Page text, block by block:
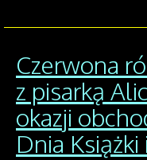
Czerwona
z pisarką
okazji
Dnia